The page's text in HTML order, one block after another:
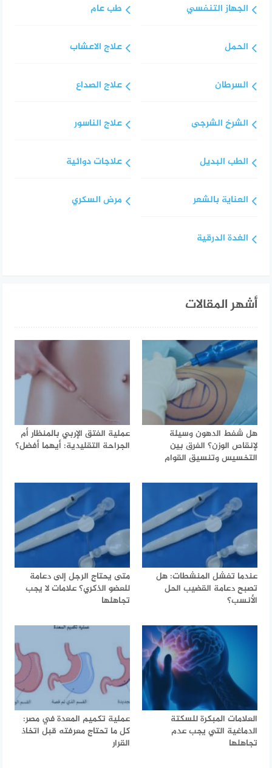
الجهاز التنفسي
الحمل
السرطان
الشرخ الشرجى
الطب البديل
العناية بالشعر
الغدة الدرقية
طب عام
علاج الاعشاب
علاج الصداع
علاج الناسور
علاجات دوائية
مرض السكري
أشهر المقالات
هل شفط الدهون وسيلة
لإنقاص الوزن؟ الفرق بين
التخسيس وتنسيق القوام
عملية الفتق الإربي بالمنظار أم
الجراحة التقليدية: أيهما أفضل؟
عندما تفشل المنشطات: هل
تصبح دعامة القضيب الحل
الأنسب؟
متى يحتاج الرجل إلى دعامة
للعضو الذكري؟ علامات لا يجب
تجاهلها
العلامات المبكرة للسكتة
الدماغية التي يجب عدم
تجاهلها
عملية تكميم المعدة في مصر:
كل ما تحتاج معرفته قبل اتخاذ
القرار